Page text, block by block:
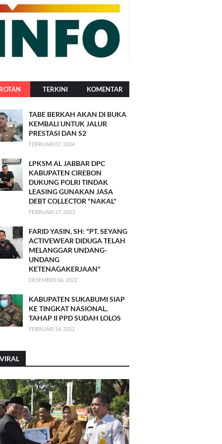
TERKINI KOMENTAR
TABE BERKAH AKAN DI BUKA
KEMBALI UNTUK JALUR
PRESTASI DAN S2
FEBRUARI 07, 2024
LPKSM AL JABBAR DPC
KABUPATEN CIREBON
DUKUNG POLRI TINDAK
LEASING GUNAKAN JASA
DEBT COLLECTOR "NAKAL"
FEBRUARI 27, 2023
FARID YASIN, SH: "PT. SEYANG
ACTIVEWEAR DIDUGA TELAH
MELANGGAR UNDANG-
UNDANG
KETENAGAKERJAAN"
DESEMBER 06, 2022
KABUPATEN SUKABUMI SIAP
KE TINGKAT NASIONAL,
TAHAP II PPD SUDAH LOLOS
FEBRUARI 16, 2022